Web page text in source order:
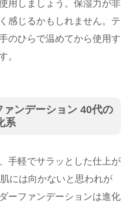
用しましょう。保湿力が非
感じるかもしれません。テ
のひらで温めてから使用す
。
ンデーション 40代の
系
手軽でサラッとした仕上が
には向かないと思われが
ーファンデーションは進化